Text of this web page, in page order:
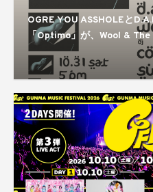
OGRE YOU ASSHOLEと
「Optimo」が、Wool &